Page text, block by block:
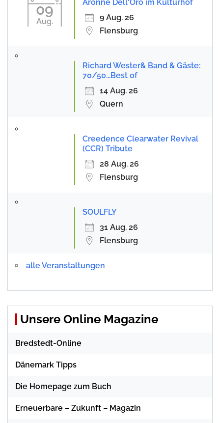
09
Aug.
Aronne Dell'Oro im Kulturhof
9 Aug. 26
Flensburg
Richard Wester& Band & Gäste:
70/50...Best of
14 Aug. 26
Quern
Creedence Clearwater Revival
(CCR) Tribute
28 Aug. 26
Flensburg
SOULFLY
31 Aug. 26
Flensburg
alle Veranstaltungen
Unsere Online Magazine
Bredstedt-Online
Dänemark Tipps
Die Homepage zum Buch
Erneuerbare – Zukunft – Magazin